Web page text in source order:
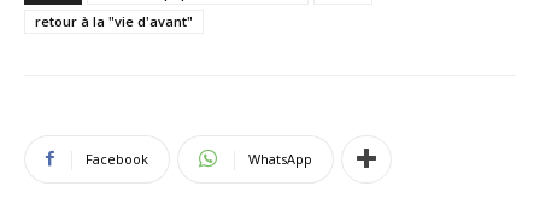
retour à la "vie d'avant"
Facebook WhatsApp